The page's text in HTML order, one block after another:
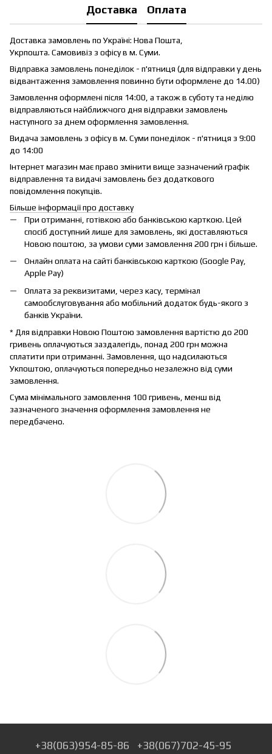
Доставка Оплата
Доставка замовлень по Україні: Нова Пошта,
Укрпошта. Самовивіз з офісу в м. Суми.
Відправка замовлень понеділок - п'ятниця (для відправки у день
відвантаження замовлення повинно бути оформлене до 14.00)
Замовлення оформлені після 14:00, а також в суботу та неділю
відправляються найближчого дня відправки замовлень
наступного за днем оформлення замовлення.
Видача замовлень з офісу в м. Суми понеділок - п'ятниця з 9:00
до 14:00
Інтернет магазин має право змінити вище зазначений графік
відправлення та видачі замовлень без додаткового
повідомлення покупців.
Більше інформації про доставку
При отриманні, готівкою або банківською карткою. Цей
спосіб доступний лише для замовлень, які доставляються
Новою поштою, за умови суми замовлення 200 грн і більше.
Онлайн оплата на сайті банківською карткою (Google Pay,
Apple Pay)
Оплата за реквизитами, через касу, термінал
самообслуговування або мобільний додаток будь-якого з
банків України.
* Для відправки Новою Поштою замовлення вартістю до 200
гривень оплачуються заздалегідь, понад 200 грн можна
сплатити при отриманні. Замовлення, що надсилаються
Укпоштою, оплачуються попередньо незалежно від суми
замовлення.
Сума мінімального замовлення 100 гривень, менш від
зазначеного значення оформлення замовлення не
передбачено.
+38(063)954-85-86 +38(067)702-45-95